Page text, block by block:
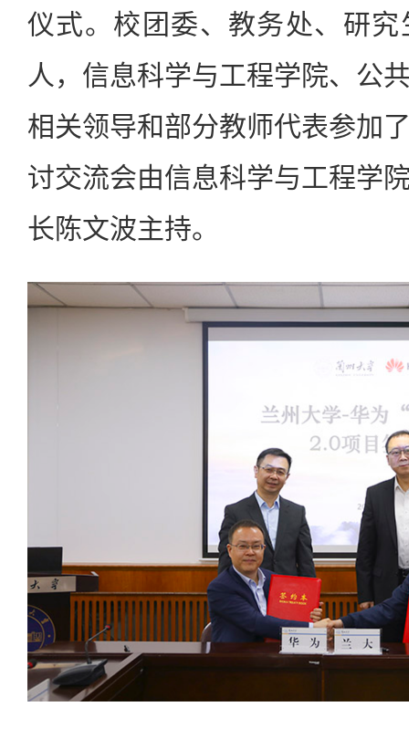
仪式。校团委、教务处、研
人，信息科学与工程学院、公
相关领导和部分教师代表参加
讨交流会由信息科学与工程学
长陈文波主持。